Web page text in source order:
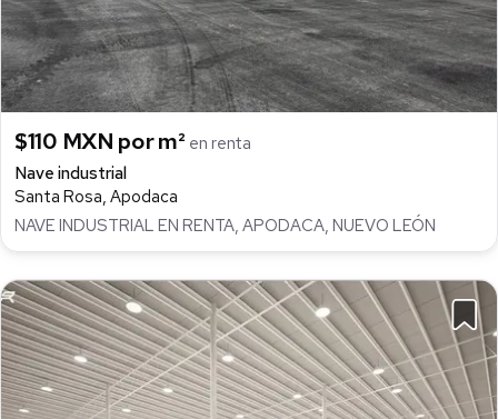
$110 MXN por m² en renta
Nave industrial
Santa Rosa, Apodaca
NAVE INDUSTRIAL EN RENTA, APODACA, NUEVO LEÓN